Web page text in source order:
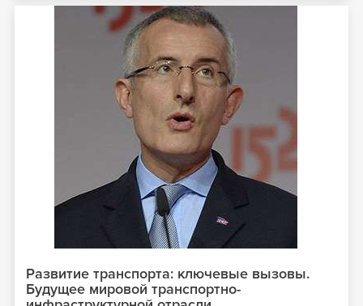
Развитие транспорта: ключевые вызовы.
Будущее мировой транспортно-